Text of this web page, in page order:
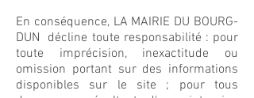
En conséquence, LA MAIRIE DU BOURG-
DUN décline toute responsabilité : pour
toute imprécision, inexactitude ou
omission portant sur des informations
disponibles sur le site ; pour tous